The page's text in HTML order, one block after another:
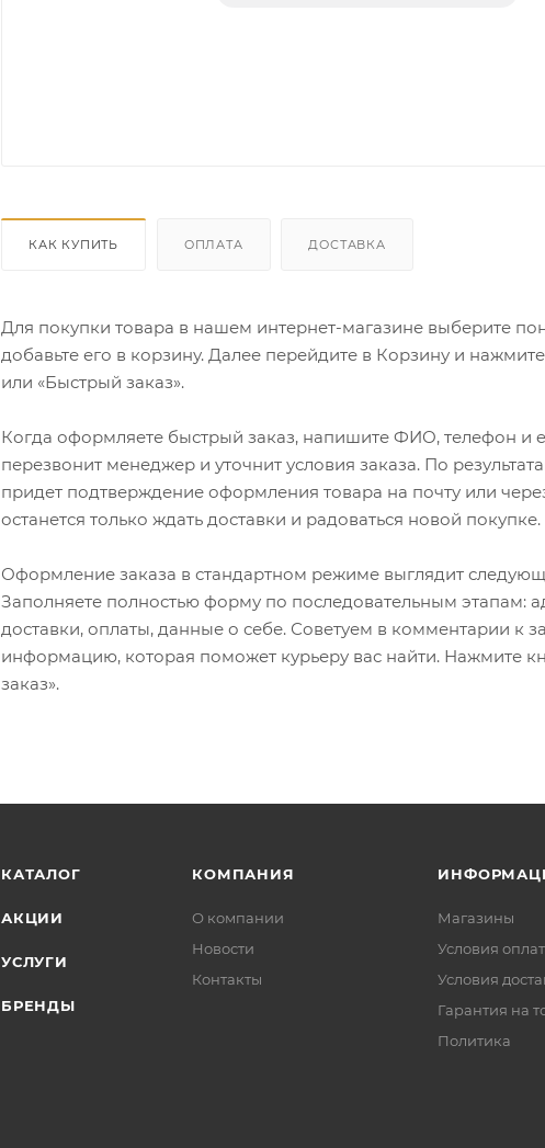
КАК КУПИТЬ ОПЛАТА ДОСТАВКА
Для покупки товара в нашем интернет-магазине выберите
добавьте его в корзину. Далее перейдите в Корзину и
или «Быстрый заказ».
Когда оформляете быстрый заказ, напишите ФИО, телефон и
перезвонит менеджер и уточнит условия заказа. По
придет подтверждение оформления товара на почту или
останется только ждать доставки и радоваться новой покупке.
Оформление заказа в стандартном режиме выглядит
Заполняете полностью форму по последовательным этапам:
доставки, оплаты, данные о себе. Советуем в комментарии к
информацию, которая поможет курьеру вас найти. Нажмите
заказ».
КАТАЛОГ
АКЦИИ
УСЛУГИ
БРЕНДЫ
КОМПАНИЯ
О компании
Новости
Контакты
Магазины
Условия
Условия
Гарантия на
Политика